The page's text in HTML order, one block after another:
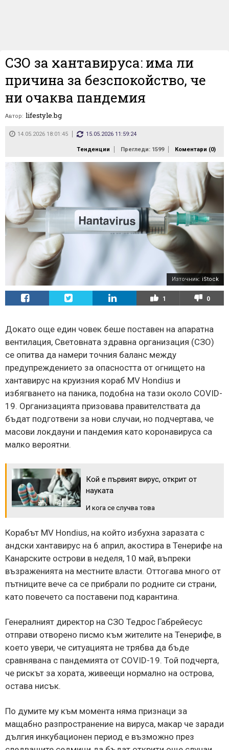
СЗО за хантавируса: има ли
причина за безспокойство, че
ни очаква пандемия
Автор: lifestyle.bg
14.05.2026 18:01:45 15.05.2026 11:59:24
Тенденции Прегледи: 1599 Коментари (0)
Източник: iStock
1 0
Докато още един човек беше поставен на апаратна
вентилация, Световната здравна организация (СЗО)
се опитва да намери точния баланс между
предупреждението за опасността от огнището на
хантавирус на круизния кораб MV Hondius и
избягването на паника, подобна на тази около COVID-
19. Организацията призовава правителствата да
бъдат подготвени за нови случаи, но подчертава, че
масови локдауни и пандемия като коронавируса са
малко вероятни.
Кой е първият вирус, открит от
науката
И кога се случва това
Корабът MV Hondius, на който избухна заразата с
андски хантавирус на 6 април, акостира в Тенерифе на
Канарските острови в неделя, 10 май, въпреки
възраженията на местните власти. Оттогава много от
пътниците вече са се прибрали по родните си страни,
като повечето са поставени под карантина.
Генералният директор на СЗО Тедрос Габрейесус
отправи отворено писмо към жителите на Тенерифе, в
което увери, че ситуацията не трябва да бъде
сравнявана с пандемията от COVID-19. Той подчерта,
че рискът за хората, живеещи нормално на острова,
остава нисък.
По думите му към момента няма признаци за
мащабно разпространение на вируса, макар че заради
дългия инкубационен период е възможно през